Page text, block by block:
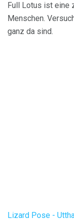
Full Lotus ist eine
Menschen.
ganz da sind.
Lizard Pose -